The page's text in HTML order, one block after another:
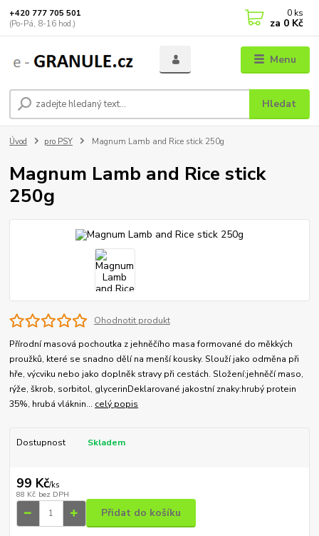
Menu
Hledat
+420 777 705 501
(Po-Pá, 8-16 hod.)
0 ks
za 0 Kč
Úvod pro PSY Magnum Lamb and Rice stick 250g
Magnum Lamb and Rice stick
250g
Ohodnotit produkt
Přírodní masová pochoutka z jehněčího masa formované do měkkých
proužků, které se snadno dělí na menší kousky. Slouží jako odměna při
hře, výcviku nebo jako doplněk stravy při cestách. Složení:jehněčí maso,
rýže, škrob, sorbitol, glycerinDeklarované jakostní znaky:hrubý protein
35%, hrubá vláknin... celý popis
Dostupnost Skladem
99 Kč/ks
88 Kč bez DPH
Přidat do košíku